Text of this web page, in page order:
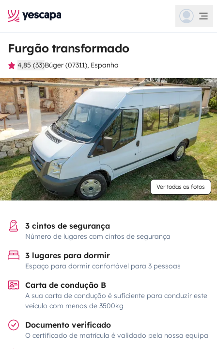
Furgão transformado
4,85 (33)Búger (07311), Espanha
Ver todas as fotos
3 cintos de segurança
Número de lugares com cintos de segurança
3 lugares para dormir
Espaço para dormir confortável para 3 pessoas
Carta de condução B
A sua carta de condução é suficiente para conduzir este
veículo com menos de 3500kg
Documento verificado
O certificado de matrícula é validado pela nossa equipa